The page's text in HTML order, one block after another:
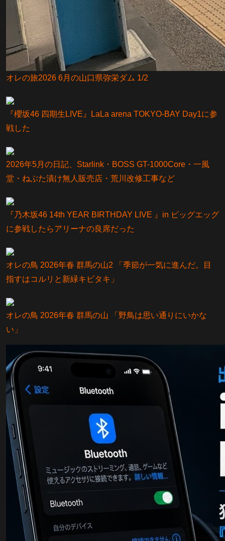
オレの旅2026 6月の山口県弥栄ダム 1/2
『櫻坂46 四期生LIVE』LaLa arena TOKYO-BAY Day1に参
戦した
2026年5月の日記、Starlink・BOSS GT-1000Core・一風
堂・ねぶた漬け無人販売店・荒川改修工事など
『乃⽊坂46 14th YEAR BIRTHDAY LIVE 』in ビッグエッグ
に参戦したらアリーナの良席だった
オレの鳥 2026年春 群馬の山2 「季節が一気に進んだ。目
指すはコルリと新緑キビタキ」
オレの鳥 2026年春 群馬の山 「野鳥は思い通りにいかな
い」